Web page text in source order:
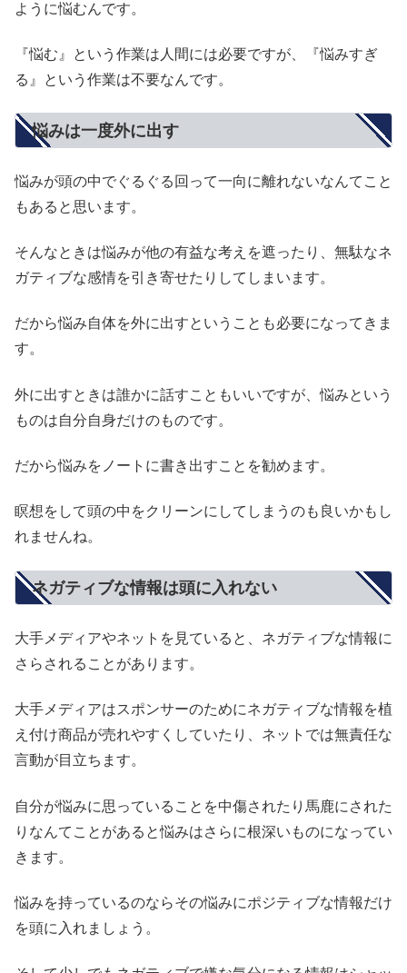
ように悩むんです。
『悩む』という作業は人間には必要ですが、『悩みすぎ
る』という作業は不要なんです。
悩みは一度外に出す
悩みが頭の中でぐるぐる回って一向に離れないなんてこと
もあると思います。
そんなときは悩みが他の有益な考えを遮ったり、無駄なネ
ガティブな感情を引き寄せたりしてしまいます。
だから悩み自体を外に出すということも必要になってきま
す。
外に出すときは誰かに話すこともいいですが、悩みという
ものは自分自身だけのものです。
だから悩みをノートに書き出すことを勧めます。
瞑想をして頭の中をクリーンにしてしまうのも良いかもし
れませんね。
ネガティブな情報は頭に入れない
大手メディアやネットを見ていると、ネガティブな情報に
さらされることがあります。
大手メディアはスポンサーのためにネガティブな情報を植
え付け商品が売れやすくしていたり、ネットでは無責任な
言動が目立ちます。
自分が悩みに思っていることを中傷されたり馬鹿にされた
りなんてことがあると悩みはさらに根深いものになってい
きます。
悩みを持っているのならその悩みにポジティブな情報だけ
を頭に入れましょう。